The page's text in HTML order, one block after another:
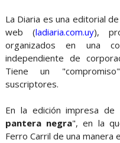
La Diaria es una editorial
web (ladiaria.com.uy),
organizados en una
independiente de
Tiene un
suscriptores.
En la edición impresa
pantera negra", en la
Ferro Carril de una manera